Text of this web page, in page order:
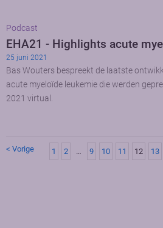
Podcast
EHA21 - Highlights acute
25 juni 2021
Bas Wouters bespreekt de laatste
acute myeloïde leukemie die werden
2021 virtual.
< Vorige 1 2 … 9 10 11 12 13